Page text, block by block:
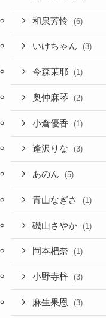
和泉芳怜 (6)
いけちゃん (3)
今森茉耶 (1)
奥仲麻琴 (2)
小倉優香 (1)
逢沢りな (3)
あのん (5)
青山なぎさ (1)
磯山さやか (1)
岡本杷奈 (1)
小野寺梓 (3)
麻生果恩 (3)